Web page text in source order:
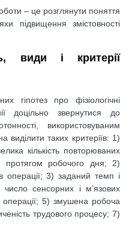
– це розглянути поняття
підвищення змістовності
види і критерії
гіпотез про фізіологічні
доцільно звернутися до
використовуваним
виділити таких критеріїв: 1)
кількість повторюваних
протягом робочого дня; 2)
операції; 3) заданий темп і
сенсорних і м’язових
5) змушена робоча
трудового процесу; 7)